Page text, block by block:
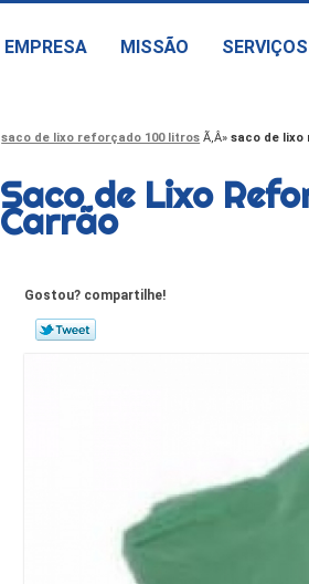
EMPRESA MISSÃO SERVIÇOS
saco de lixo reforçado 100 litros saco de lixo
Saco de Lixo
Carrão
Gostou? compartilhe!